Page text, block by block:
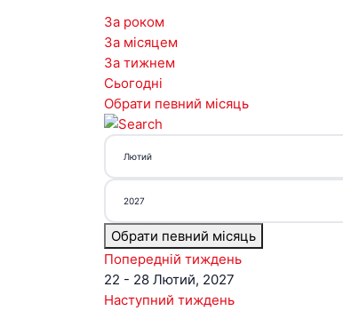
За роком
За місяцем
За тижнем
Сьогодні
Обрати певний місяць
Обрати певний місяць
Попередній тиждень
22 - 28 Лютий, 2027
Наступний тиждень